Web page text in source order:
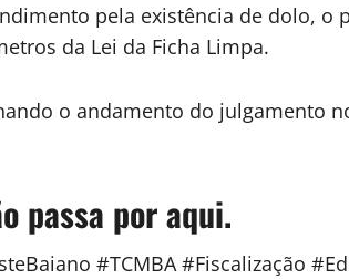
pela existência de dolo,
da Lei da Ficha Limpa.
o andamento do julgamento
passa por aqui.
#TCMBA #Fiscalização